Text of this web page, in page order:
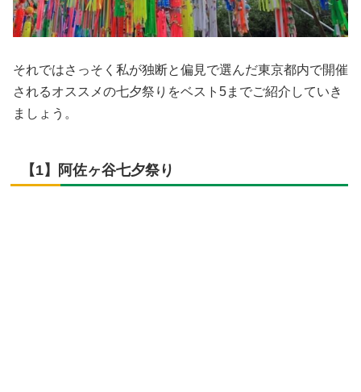
それではさっそく私が独断と偏見で選んだ東京都内で開催
されるオススメの七夕祭りをベスト5までご紹介していき
ましょう。
【1】阿佐ヶ谷七夕祭り